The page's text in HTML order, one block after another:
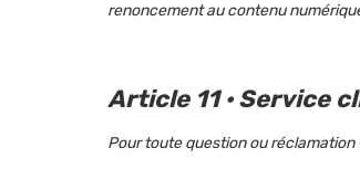
renoncement au contenu
Article 11 · Service
Pour toute question ou